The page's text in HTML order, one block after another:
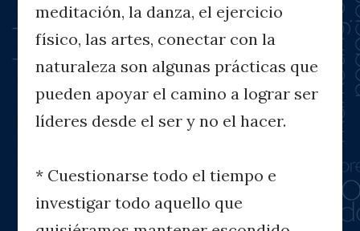
meditación, la danza, el ejercicio
físico, las artes, conectar con la
naturaleza son algunas prácticas que
pueden apoyar el camino a lograr ser
líderes desde el ser y no el hacer.
* Cuestionarse todo el tiempo e
investigar todo aquello que